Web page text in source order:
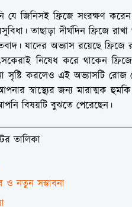
জিনিসই ফ্রিজে সংরক্ষণ
তাছাড়া দীর্ঘদিন ফ্রিজে
যাদের অভ্যাস রয়েছে ফ্রিজে
নিষেধ করে থাকেন
সৃষ্টি করলেও এই অভ্যাসটি
স্বাস্থ্যের জন্য মারাত্মক
বিষয়টি বুঝতে পেরেছেন।
তালিকা
ও নতুন সম্ভাবনা